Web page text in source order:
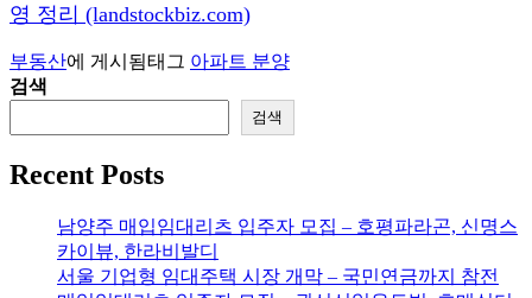
영 정리 (landstockbiz.com)
부동산에 게시됨태그 아파트 분양
검색
검색
Recent Posts
남양주 매입임대리츠 입주자 모집 – 호평파라곤, 신명스
카이뷰, 한라비발디
서울 기업형 임대주택 시장 개막 – 국민연금까지 참전